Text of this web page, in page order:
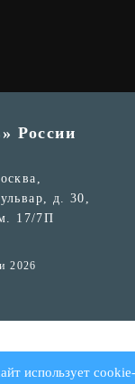
России
д. 30,
17/7П
2026
использует